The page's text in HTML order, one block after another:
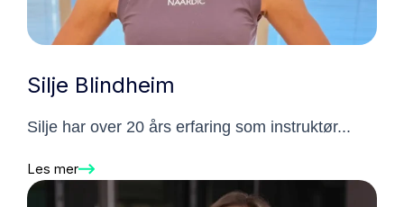
Silje Blindheim
Silje har over 20 års erfaring som instruktør...
Les mer